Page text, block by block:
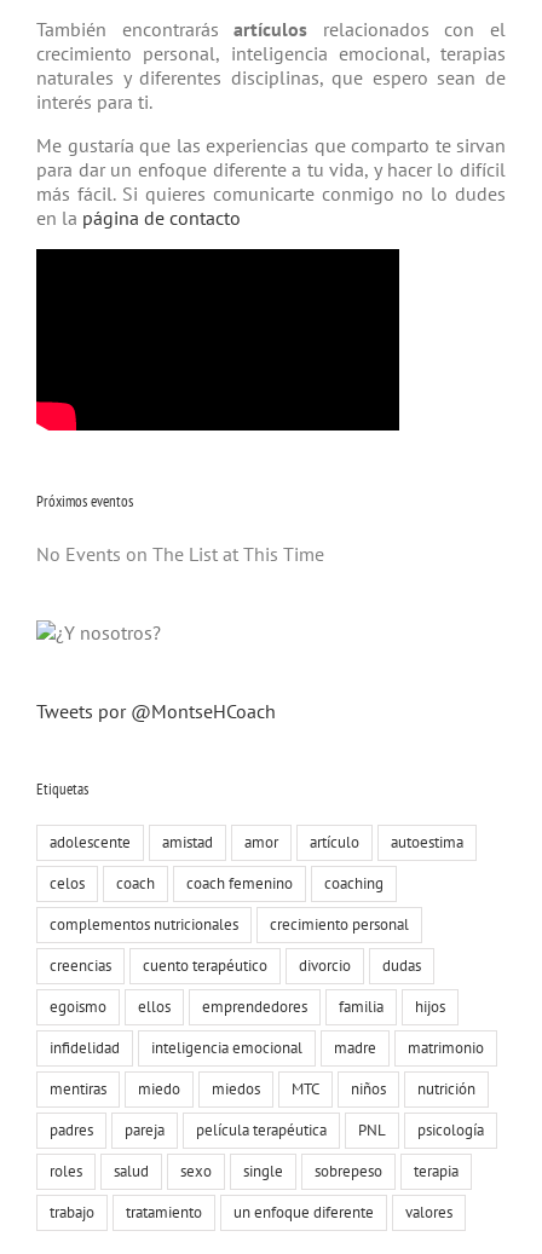
También encontrarásartículos relacio­nados con el
crecimiento personal, inteligencia emocional, terapias
natu­rales y diferentes disciplinas, que espero sean de
interés para ti.
Me gustaría que las experiencias que comparto te sirvan
para dar un enfoque diferente a tu vida, y hacer lo difícil
más fácil. Si quieres comunicarte conmigo no lo dudes
en la página de contacto
Próximos eventos
No Events on The List at This Time
Tweets por @MontseHCoach
Etiquetas
adolescente amistad amor artículo
autoestima
celos
coach coach femenino
coaching
complementos nutricionales
crecimiento personal
creencias
cuento terapéutico divorcio
dudas
egoismo
ellos emprendedores familia
hijos
infidelidad
inteligencia emocional madre
matrimonio
mentiras
miedo miedos MTC niños
nutrición
padres
pareja película terapéutica PNL
psicología
roles
salud sexo single sobrepeso
terapia
trabajo
tratamiento un enfoque diferente valores